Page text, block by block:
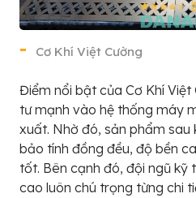
Cơ Khí Việt Cường
Điểm nổi bật của Cơ Khí
tư mạnh vào hệ thống máy
xuất. Nhờ đó, sản phẩm sau
bảo tính đồng đều, độ bền
tốt. Bên cạnh đó, đội ngũ kỹ
cao luôn chú trọng từng chi